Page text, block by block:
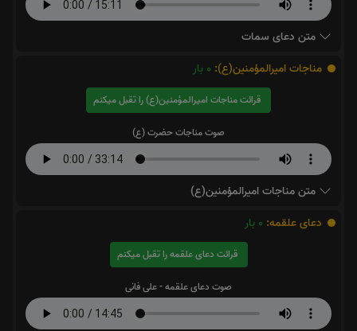
متن دعای سمات
مناجات اميرالمؤمنين(ع): 0 بار
قرائت مناجات اميرالمؤمنين(ع) را تقبل میکنم
صوت مناجات حضرت (ع)
متن مناجات اميرالمؤمنين(ع)
دعای علقمه: 0 بار
قرائت دعای علقمه را تقبل میکنم
صوت دعای علقمه - علی فانی